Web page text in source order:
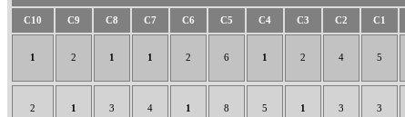
C10 C9 C8 C7 C6 C5 C4 C3 C2 C1
1 2 1 1 2 6 1 2 4 5
2 1 3 4 1 8 5 1 3 3